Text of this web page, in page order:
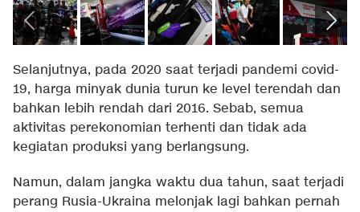
Selanjutnya, pada 2020 saat terjadi pandemi covid-
19, harga minyak dunia turun ke level terendah dan
bahkan lebih rendah dari 2016. Sebab, semua
aktivitas perekonomian terhenti dan tidak ada
kegiatan produksi yang berlangsung.
Namun, dalam jangka waktu dua tahun, saat terjadi
perang Rusia-Ukraina melonjak lagi bahkan pernah